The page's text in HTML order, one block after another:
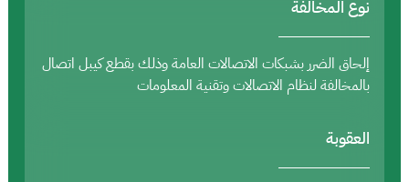
نوع المخالفة
إلحاق الضرر بشبكات الاتصالات العامة وذلك بقطع كيبل اتصال
بالمخالفة لنظام الاتصالات وتقنية المعلومات
العقوبة